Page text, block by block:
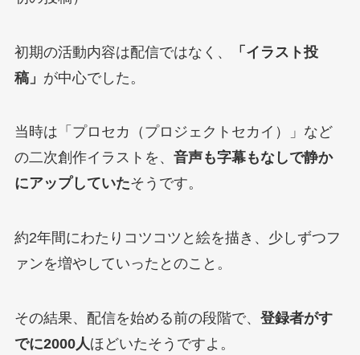
初期の活動内容は配信ではなく、
「イラスト投
稿」 が中心でした。
当時は「プロセカ（プロジェクトセカイ）」など
の二次創作イラストを、 音声も字幕もなしで静か
にアップしていたそうです。
約2年間にわたりコツコツと絵を描き、少しずつフ
ァンを増やしていったとのこと。
その結果、配信を始める前の段階で、 登録者がす
でに2000人ほどいたそうですよ。